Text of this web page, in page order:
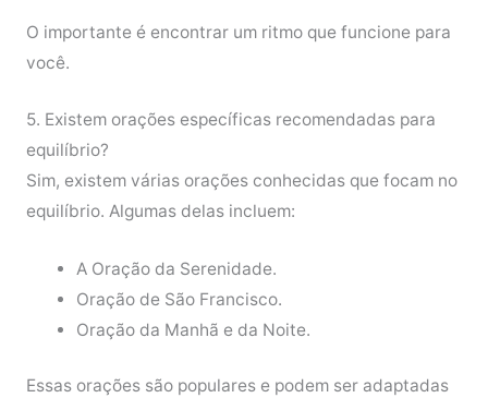
O importante é encontrar um ritmo que funcione para
você.
5. Existem orações específicas recomendadas para
equilíbrio?
Sim, existem várias orações conhecidas que focam no
equilíbrio. Algumas delas incluem:
A Oração da Serenidade.
Oração de São Francisco.
Oração da Manhã e da Noite.
Essas orações são populares e podem ser adaptadas